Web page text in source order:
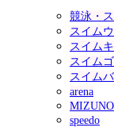
競泳・
スイム
スイム
スイム
スイム
arena
MIZUNO
speedo